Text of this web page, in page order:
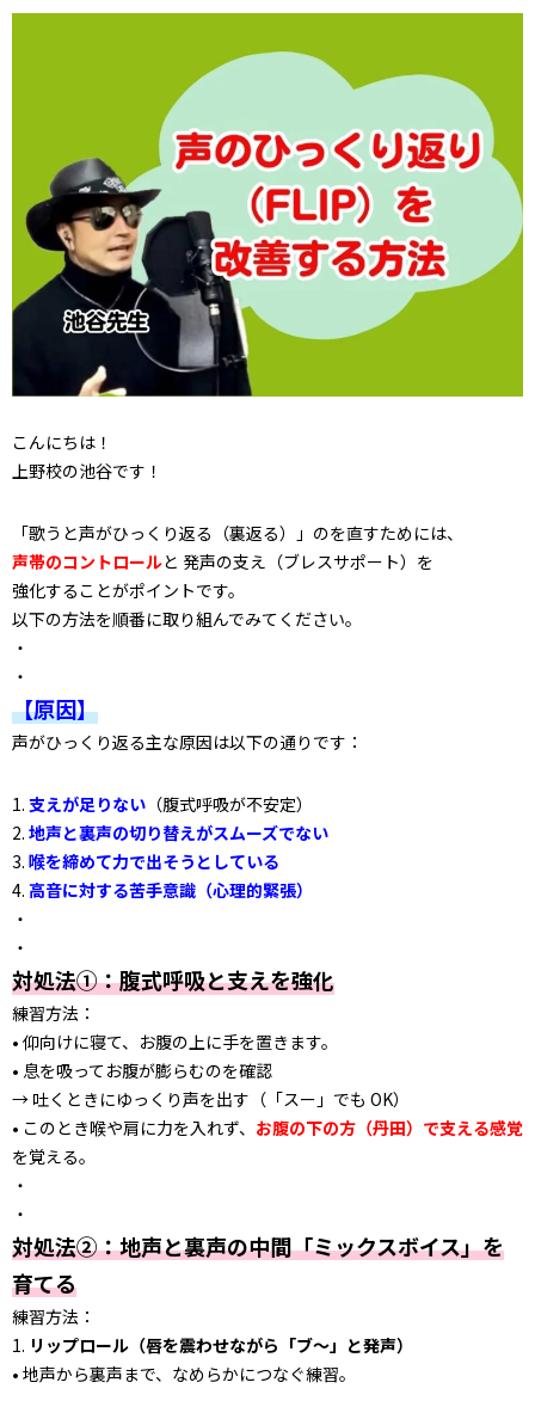
こんにちは！
上野校の池谷です！
「歌うと声がひっくり返る（裏返る）」のを直すためには、
声帯のコントロールと 発声の支え（ブレスサポート）を
強化することがポイントです。
以下の方法を順番に取り組んでみてください。
・
・
【原因】
声がひっくり返る主な原因は以下の通りです：
1. 支えが足りない （腹式呼吸が不安定）
2. 地声と裏声の切り替えがスムーズでない
3. 喉を締めて力で出そうとしている
4. 高音に対する苦手意識（心理的緊張）
・
・
対処法①：腹式呼吸と支えを強化
練習方法：
• 仰向けに寝て、お腹の上に手を置きます。
• 息を吸ってお腹が膨らむのを確認
→ 吐くときにゆっくり声を出す（「スー」でも OK）
• このとき喉や肩に力を入れず、 お腹の下の方（丹田）で支える感覚
を覚える。
・
・
対処法②：地声と裏声の中間「ミックスボイス」を
育てる
練習方法：
1. リップロール（唇を震わせながら「ブ〜」と発声）
• 地声から裏声まで、なめらかにつなぐ練習。